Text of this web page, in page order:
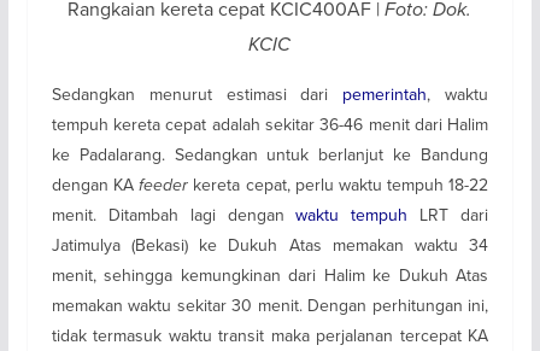
Rangkaian kereta cepat KCIC400AF | Foto: Dok.
KCIC
Sedangkan menurut estimasi dari pemerintah, waktu
tempuh kereta cepat adalah sekitar 36-46 menit dari Halim
ke Padalarang. Sedangkan untuk berlanjut ke Bandung
dengan KAfeeder kereta cepat, perlu waktu tempuh 18-22
menit. Ditambah lagi denganwaktu tempuh LRT dari
Jatimulya (Bekasi) ke Dukuh Atas memakan waktu 34
menit, sehingga kemungkinan dari Halim ke Dukuh Atas
memakan waktu sekitar 30 menit. Dengan perhitungan ini,
tidak termasuk waktu transit maka perjalanan tercepat KA